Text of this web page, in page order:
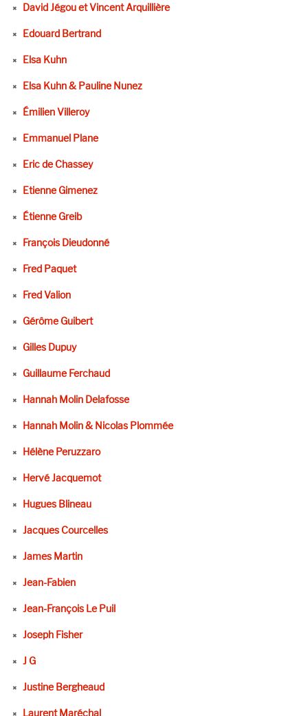
David Jégou et Vincent Arquillière
Edouard Bertrand
Elsa Kuhn
Elsa Kuhn & Pauline Nunez
Émilien Villeroy
Emmanuel Plane
Eric de Chassey
Etienne Gimenez
Étienne Greib
François Dieudonné
Fred Paquet
Fred Valion
Gérôme Guibert
Gilles Dupuy
Guillaume Ferchaud
Hannah Molin Delafosse
Hannah Molin & Nicolas Plommée
Hélène Peruzzaro
Hervé Jacquemot
Hugues Blineau
Jacques Courcelles
James Martin
Jean-Fabien
Jean-François Le Puil
Joseph Fisher
J G
Justine Bergheaud
Laurent Maréchal